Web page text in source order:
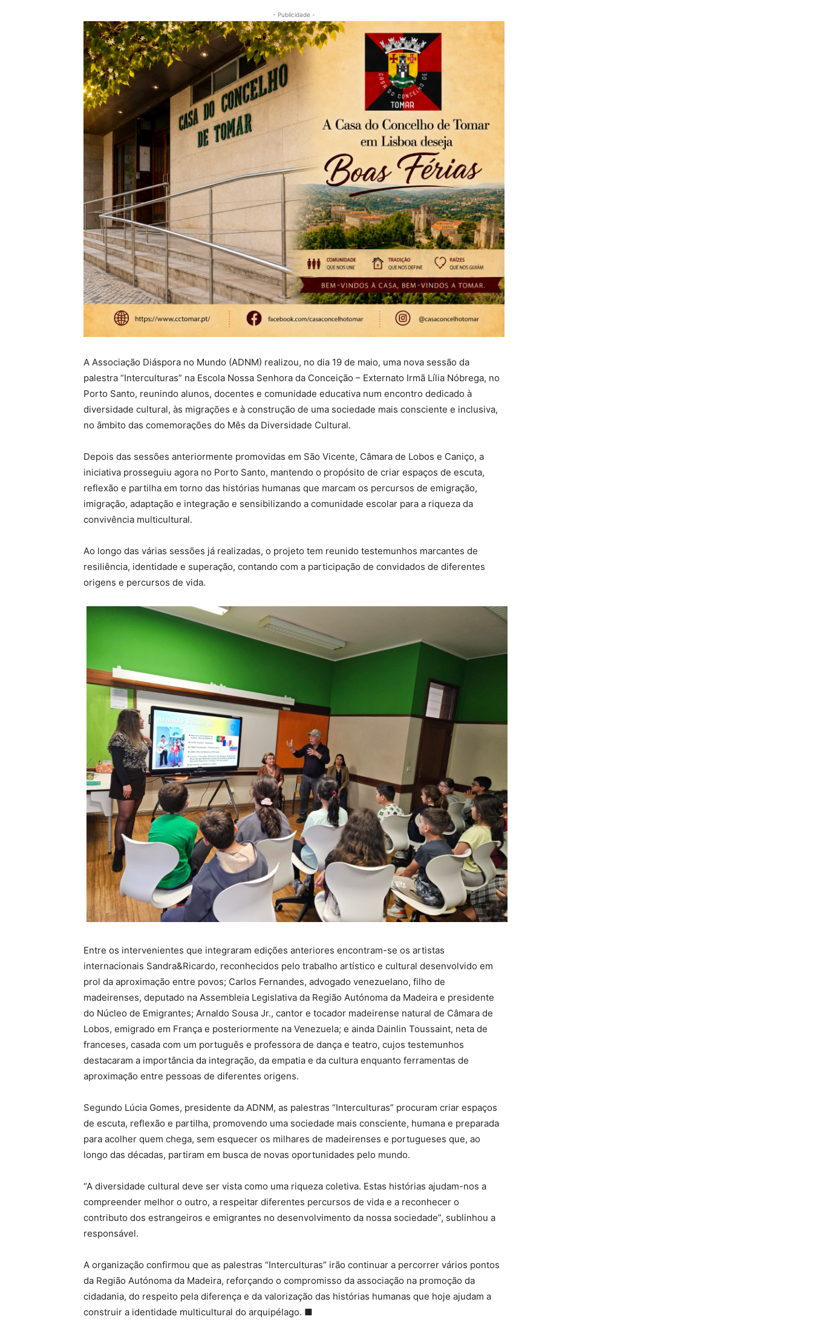
- Publicidade -
A Associação Diáspora no Mundo (ADNM) realizou, no dia 19 de maio, uma nova sessão da
palestra “Interculturas” na Escola Nossa Senhora da Conceição – Externato Irmã Lília Nóbrega, no
Porto Santo, reunindo alunos, docentes e comunidade educativa num encontro dedicado à
diversidade cultural, às migrações e à construção de uma sociedade mais consciente e inclusiva,
no âmbito das comemorações do Mês da Diversidade Cultural.
Depois das sessões anteriormente promovidas em São Vicente, Câmara de Lobos e Caniço, a
iniciativa prosseguiu agora no Porto Santo, mantendo o propósito de criar espaços de escuta,
reflexão e partilha em torno das histórias humanas que marcam os percursos de emigração,
imigração, adaptação e integração e sensibilizando a comunidade escolar para a riqueza da
convivência multicultural.
Ao longo das várias sessões já realizadas, o projeto tem reunido testemunhos marcantes de
resiliência, identidade e superação, contando com a participação de convidados de diferentes
origens e percursos de vida.
Entre os intervenientes que integraram edições anteriores encontram-se os artistas
internacionais Sandra&Ricardo, reconhecidos pelo trabalho artístico e cultural desenvolvido em
prol da aproximação entre povos; Carlos Fernandes, advogado venezuelano, filho de
madeirenses, deputado na Assembleia Legislativa da Região Autónoma da Madeira e presidente
do Núcleo de Emigrantes; Arnaldo Sousa Jr., cantor e tocador madeirense natural de Câmara de
Lobos, emigrado em França e posteriormente na Venezuela; e ainda Dainlin Toussaint, neta de
franceses, casada com um português e professora de dança e teatro, cujos testemunhos
destacaram a importância da integração, da empatia e da cultura enquanto ferramentas de
aproximação entre pessoas de diferentes origens.
Segundo Lúcia Gomes, presidente da ADNM, as palestras “Interculturas” procuram criar espaços
de escuta, reflexão e partilha, promovendo uma sociedade mais consciente, humana e preparada
para acolher quem chega, sem esquecer os milhares de madeirenses e portugueses que, ao
longo das décadas, partiram em busca de novas oportunidades pelo mundo.
“A diversidade cultural deve ser vista como uma riqueza coletiva. Estas histórias ajudam-nos a
compreender melhor o outro, a respeitar diferentes percursos de vida e a reconhecer o
contributo dos estrangeiros e emigrantes no desenvolvimento da nossa sociedade”, sublinhou a
responsável.
A organização confirmou que as palestras “Interculturas” irão continuar a percorrer vários pontos
da Região Autónoma da Madeira, reforçando o compromisso da associação na promoção da
cidadania, do respeito pela diferença e da valorização das histórias humanas que hoje ajudam a
construir a identidade multicultural do arquipélago. ■